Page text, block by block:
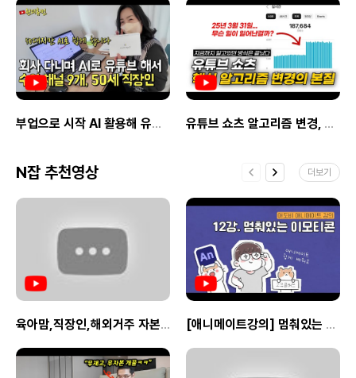
getPlanShopDetail.do?
네이버
creator
를 참고해주세요.
및 제휴 링크 생성​STEP 3자신의 SNS
채널에 여행 콘텐츠와 함께 제휴 링크 업로드​
STEP 4방문자가 링크를 클릭한 뒤 예약 후
이용 완료​STEP 5여행 완료 후 수익 정산※
2025년 8월까지 진행되는 제휴 마케팅 베타
프로그램이며, 이후 정식 프로그램 오픈 시
자동 연장돼요.※ 인플루언서가 아니어도
있어요.※ 태국, 베트남, 대만, 필리핀, 괌,
사이판 여행을 좋아하시는 분이라면 더욱
바로 활동하실 수 있어요.Q.수익은 얼마나
지급 되나요?A.상품 종류와 가격에 상관없이
파트너는 활동 실적에 따라 상향 될 수
있어요.Q.수익이 적용되는 대상 상품의
범위는 어떻게 되나요?A.항공 포함 패키지
상품을 제외한 몽키트래블에서 서비스하는
모든 국가의 상품이 대상이에요.Q.수익 산정
기준은 어떻게 되나요?A. 링크를 클릭한 후
몽키트래블 사이트에서 7일 이내 예약 및
산정됩니다.Q.수익은 어떻게 정산 받을 수
있나요?A. 월간 정산 확정 후 익월 25일
이내에 원천세 공제된 금액을 계좌로 송금해
드려요. (수익 정산을 위해 신분증과 본인
부업으로 시작 AI 활용해 유튜브 수익 채널만 9개 만든 50세 직장인 유튜브 쇼츠 알고리즘 변경, 99%가 모르는 진짜 본질을 ChatGPT로 찾아봤습니다.
N잡 추천영상 더보기
육아맘,직장인,해외거주 자본금 없이【하루 10분이면】할 수 있는 블루오션 꿀 부업 [애니메이트강의] 멈춰있는 이모티콘 만들기